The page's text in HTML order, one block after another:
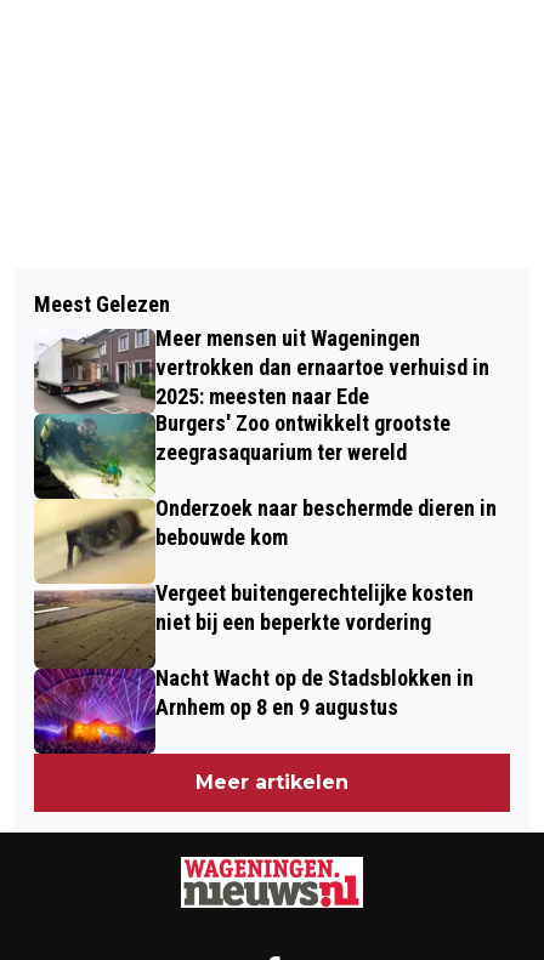
STRATEGISCHE AGENDA REGIO
FOODVALLEY VASTGESTELD
PASAR MALAM ASIA VOOR LAATSTE
KEER IN DE JAN MASSINKHAL IN
NIJMEGEN
Meest Gelezen
Meer mensen uit Wageningen
vertrokken dan ernaartoe verhuisd in
2025: meesten naar Ede
Burgers' Zoo ontwikkelt grootste
zeegrasaquarium ter wereld
Onderzoek naar beschermde dieren in
bebouwde kom
Vergeet buitengerechtelijke kosten
niet bij een beperkte vordering
Nacht Wacht op de Stadsblokken in
Arnhem op 8 en 9 augustus
Meer artikelen